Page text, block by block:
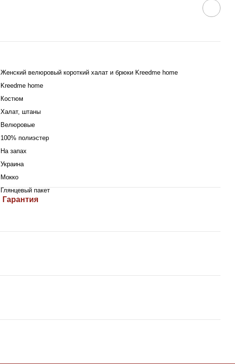
Женский велюровый короткий халат и брюки Kreedme home
Kreedme home
Костюм
Халат, штаны
Велюровые
100% полиэстер
На запах
Украина
Мокко
Глянцевый пакет
Гарантия